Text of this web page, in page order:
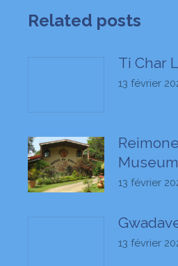
Related posts
Ti Char
13 février
Museum
13 février
13 février